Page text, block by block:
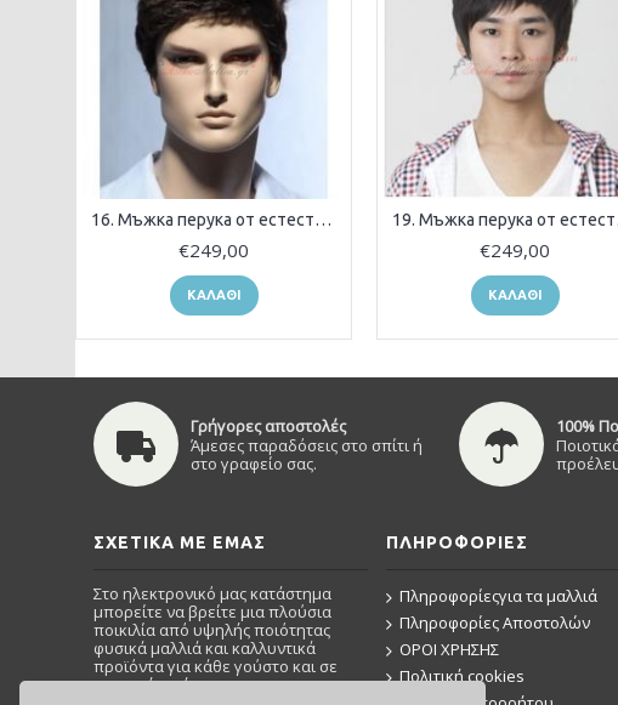
16. Мъжка перука от естествена коса
€249,00
ΚΑΛΆΘΙ
19.
€249,00
ΚΑΛΆΘΙ
Γρήγορες αποστολές
Άμεσες παραδόσεις στο σπίτι ή
στο γραφείο σας.
100%
ΣΧΕΤΙΚΆ ΜΕ ΕΜΆΣ
Στο ηλεκτρονικό μας κατάστημα
μπορείτε να βρείτε μια πλούσια
ποικιλία από υψηλής ποιότητας
φυσικά μαλλιά και καλλυντικά
προϊόντα για κάθε γούστο και σε
προσιτή τιμή.
ΠΛΗΡΟΦΟΡΊΕΣ
Πληροφορίεςγια τα μαλλιά
Πληροφορίες Αποστολών
ΟΡΟΙ ΧΡΗΣΗΣ
Πολιτική cookies